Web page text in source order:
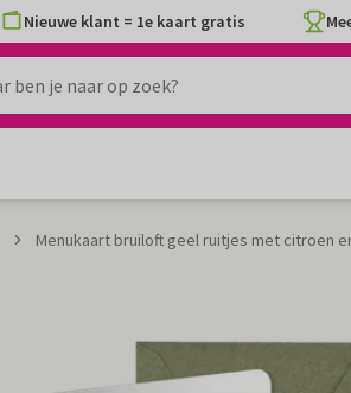
Nieuwe klant = 1e kaart gratis
Menukaart bruiloft geel ruitjes met citroen